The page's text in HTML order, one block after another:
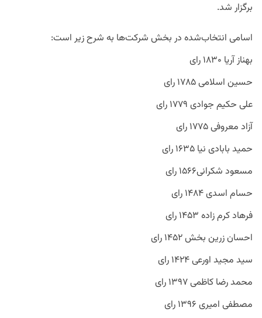
برگزار شد.
اسامی انتخاب‌شده در بخش‌ شرکت‌ها به شرح زیر است:
بهناز آریا ۱۸۳۰ رای
حسین اسلامی ۱۷۸۵ رای
علی حکیم جوادی ۱۷۷۹ رای
آزاد معروفی ۱۷۷۵ رای
حمید بابادی نیا ۱۶۳۵ رای
مسعود شکرانی۱۵۶۶ رای
حسام اسدی ۱۴۸۴ رای
فرهاد کرم زاده ۱۴۵۳ رای
احسان زرین بخش ۱۴۵۲ رای
سید مجید اورعی ۱۴۲۴ رای
محمد رضا کاظمی ۱۳۹۷ رای
مصطفی امیری ۱۳۹۶ رای